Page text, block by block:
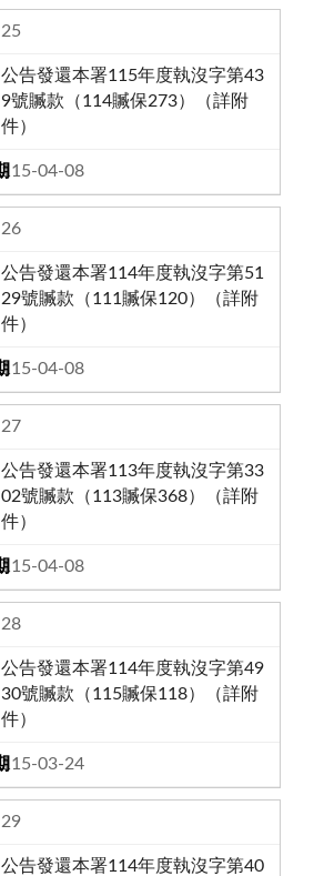
25
公告發還本署115年度執沒字第43
9號贓款（114贓保273）（詳附
件）
115-04-08
26
公告發還本署114年度執沒字第51
29號贓款（111贓保120）（詳附
件）
115-04-08
27
公告發還本署113年度執沒字第33
02號贓款（113贓保368）（詳附
件）
115-04-08
28
公告發還本署114年度執沒字第49
30號贓款（115贓保118）（詳附
件）
115-03-24
29
公告發還本署114年度執沒字第40